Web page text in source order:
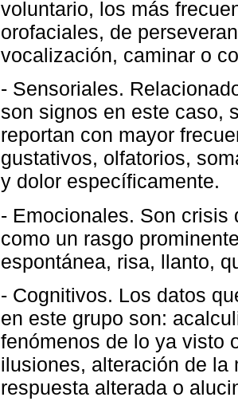
voluntario, los más
orofaciales, de
vocalización, caminar o
- Sensoriales.
son signos en este caso,
reportan con mayor
gustativos, olfatorios,
y dolor específicamente.
- Emocionales. Son crisis
como un rasgo
espontánea, risa, llanto,
- Cognitivos. Los datos
en este grupo son:
fenómenos de lo ya visto
ilusiones, alteración de la
respuesta alterada o